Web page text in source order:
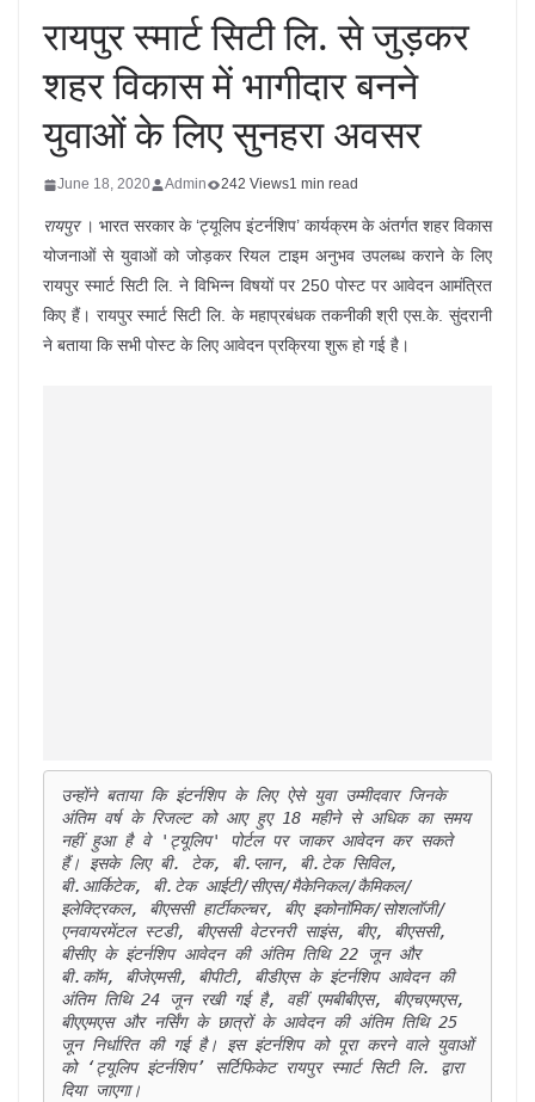
रायपुर स्मार्ट सिटी लि. से जुड़कर
शहर विकास में भागीदार बनने
युवाओं के लिए सुनहरा अवसर
June 18, 2020 Admin 242 Views1 min read
रायपुर। भारत सरकार के ‘ट्यूलिप इंटर्नशिप’ कार्यक्रम के अंतर्गत शहर विकास
योजनाओं से युवाओं को जोड़कर रियल टाइम अनुभव उपलब्ध कराने के लिए
रायपुर स्मार्ट सिटी लि. ने विभिन्न विषयों पर 250 पोस्ट पर आवेदन आमंत्रित
किए हैं। रायपुर स्मार्ट सिटी लि. के महाप्रबंधक तकनीकी श्री एस.के. सुंदरानी
ने बताया कि सभी पोस्ट के लिए आवेदन प्रक्रिया शुरू हो गई है।
उन्होंने बताया कि इंटर्नशिप के लिए ऐसे युवा उम्मीदवार जिनके
अंतिम वर्ष के रिजल्ट को आए हुए 18 महीने से अधिक का समय
नहीं हुआ है वे 'ट्यूलिप' पोर्टल पर जाकर आवेदन कर सकते
हैं। इसके लिए बी. टेक, बी.प्लान, बी.टेक सिविल,
बी.आर्किटेक, बी.टेक आईटी/सीएस/मैकेनिकल/कैमिकल/
इलेक्ट्रिकल, बीएससी हार्टीकल्चर, बीए इकोनाॅमिक/सोशलाॅजी/
एनवायरमेंटल स्टडी, बीएससी वेटरनरी साइंस, बीए, बीएससी,
बीसीए के इंटर्नशिप आवेदन की अंतिम तिथि 22 जून और
बी.काॅम, बीजेएमसी, बीपीटी, बीडीएस के इंटर्नशिप आवेदन की
अंतिम तिथि 24 जून रखी गई है, वहीं एमबीबीएस, बीएचएमएस,
बीएएमएस और नर्सिंग के छात्रों के आवेदन की अंतिम तिथि 25
जून निर्धारित की गई है। इस इंटर्नशिप को पूरा करने वाले युवाओं
को ‘ट्यूलिप इंटर्नशिप’ सर्टिफिकेट रायपुर स्मार्ट सिटी लि. द्वारा
दिया जाएगा।